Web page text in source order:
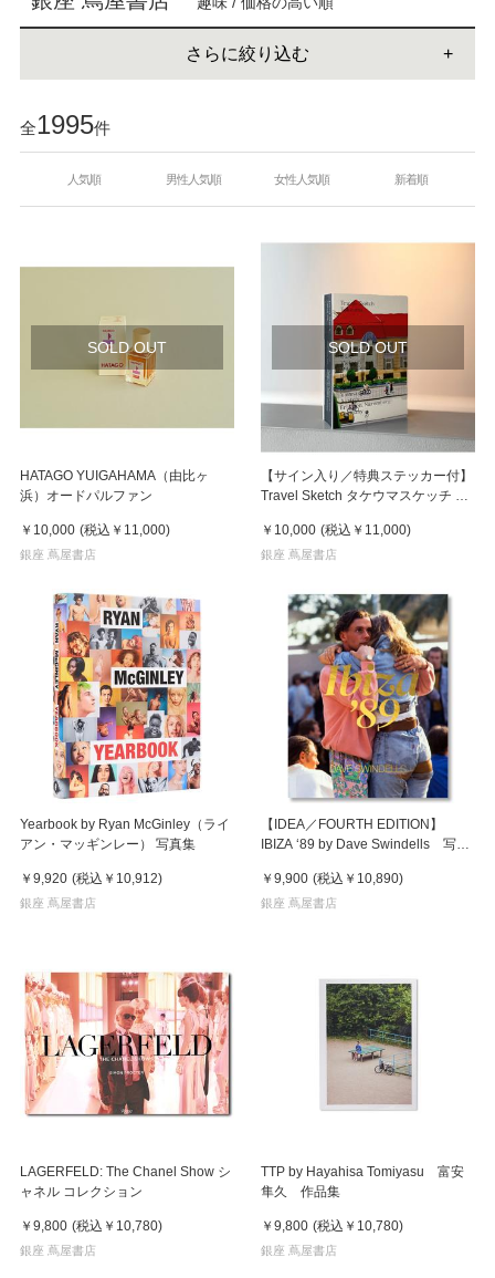
さらに絞り込む
全1995件
人気順 男性人気順 女性人気順 新着順
SOLD OUT
HATAGO YUIGAHAMA（由比ヶ
浜）オードパルファン
￥10,000 (税込 ￥11,000)
銀座 蔦屋書店
SOLD OUT
【サイン入り／特典ステッカー付】
Travel Sketch タケウマスケッチ 画
￥10,000 (税込 ￥11,000)
銀座 蔦屋書店
Yearbook by Ryan McGinley（ライ
アン・マッギンレー） 写真集
￥9,920 (税込 ￥10,912)
銀座 蔦屋書店
【IDEA／FOURTH EDITION】
IBIZA ‘89 by Dave Swindells 写真
￥9,900 (税込 ￥10,890)
銀座 蔦屋書店
LAGERFELD: The Chanel Show シ
ャネル コレクション
￥9,800 (税込 ￥10,780)
銀座 蔦屋書店
TTP by Hayahisa Tomiyasu 富安
隼久 作品集
￥9,800 (税込 ￥10,780)
銀座 蔦屋書店